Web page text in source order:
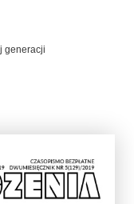
generacji